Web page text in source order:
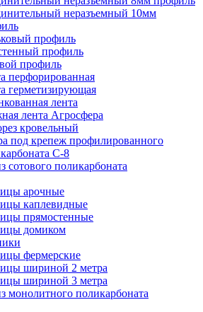
неразъемный 10мм
профиль
профиль
профиль
перфорированная
герметизирующая
лента
лента Агросфера
кровельный
под крепеж профилированного
С-8
сотового поликарбоната
арочные
каплевидные
прямостенные
домиком
фермерские
шириной 2 метра
шириной 3 метра
монолитного поликарбоната